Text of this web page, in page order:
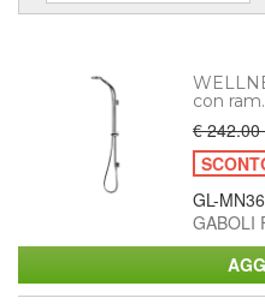
con
€ 242.00
GL-
GABOLI